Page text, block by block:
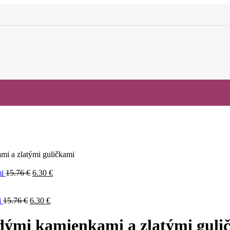
a zlatými guličkami
15.76€ 6.30 €
15.76€ 6.30 €
kamienkami a zlatými